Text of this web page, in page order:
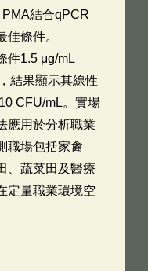
結合qPCR
條件。
件1.5 μg/mL
結果顯示其線性
CFU/mL。實場
應用於分析職業
職場包括家禽
、蔬菜田及醫療
定量職業環境空